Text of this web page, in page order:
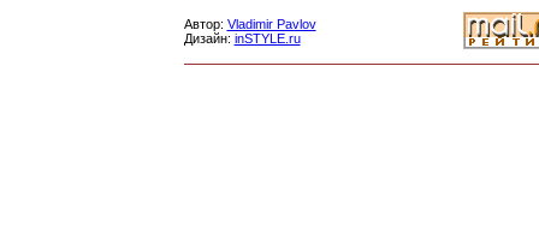
Автор: Vladimir Pavlov
Дизайн: inSTYLE.ru